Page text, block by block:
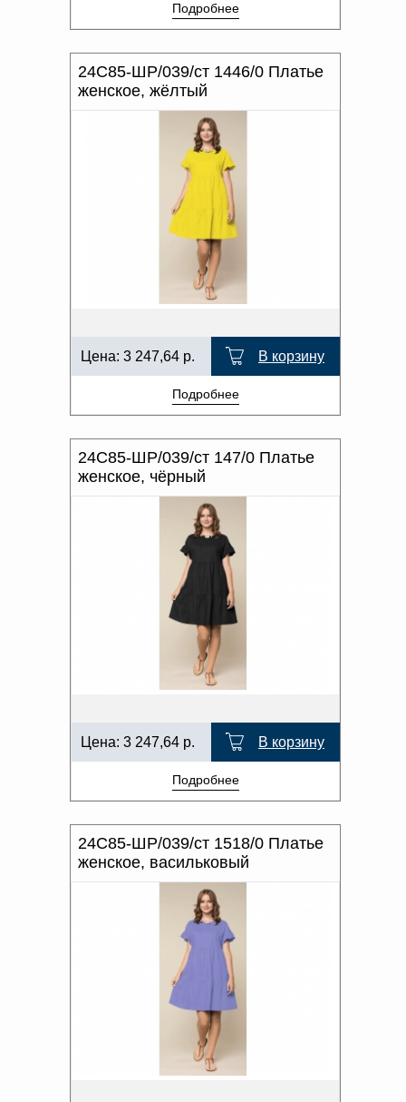
Подробнее
24С85-ШР/039/ст 1446/0 Платье
женское, жёлтый
Цена: 3 247,64 р. В корзину
Подробнее
24С85-ШР/039/ст 147/0 Платье
женское, чёрный
Цена: 3 247,64 р. В корзину
Подробнее
24С85-ШР/039/ст 1518/0 Платье
женское, васильковый